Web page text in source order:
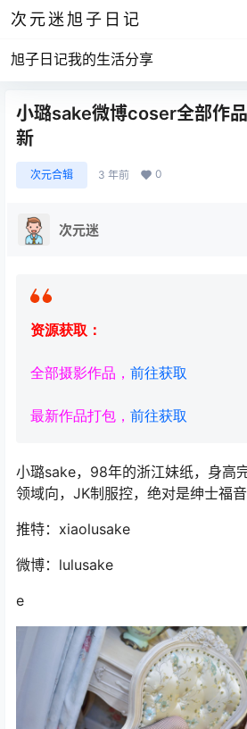
次元迷旭子日记
旭子日记我的生活分享
小璐sake微博coser全部作
新
次元合辑 3 年前 0
次元迷
资源获取：
全部摄影作品， 前往获取
最新作品打包， 前往获取
小璐sake，98年的浙江妹纸，身高
领域向，JK制服控，绝对是绅士福音
推特：xiaolusake
微博：lulusake
e